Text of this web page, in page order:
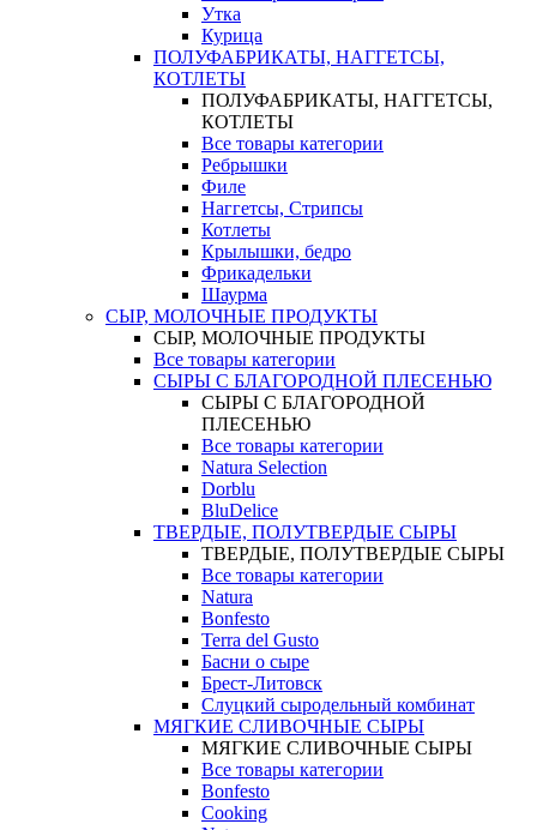
Утка
Курица
ПОЛУФАБРИКАТЫ, НАГГЕТСЫ,
КОТЛЕТЫ
ПОЛУФАБРИКАТЫ, НАГГЕТСЫ,
КОТЛЕТЫ
Все товары категории
Ребрышки
Филе
Наггетсы, Стрипсы
Котлеты
Крылышки, бедро
Фрикадельки
Шаурма
СЫР, МОЛОЧНЫЕ ПРОДУКТЫ
СЫР, МОЛОЧНЫЕ ПРОДУКТЫ
Все товары категории
СЫРЫ С БЛАГОРОДНОЙ ПЛЕСЕНЬЮ
СЫРЫ С БЛАГОРОДНОЙ
ПЛЕСЕНЬЮ
Все товары категории
Natura Selection
Dorblu
BluDelice
ТВЕРДЫЕ, ПОЛУТВЕРДЫЕ СЫРЫ
ТВЕРДЫЕ, ПОЛУТВЕРДЫЕ СЫРЫ
Все товары категории
Natura
Bonfesto
Terra del Gusto
Басни о сыре
Брест-Литовск
Слуцкий сыродельный комбинат
МЯГКИЕ СЛИВОЧНЫЕ СЫРЫ
МЯГКИЕ СЛИВОЧНЫЕ СЫРЫ
Все товары категории
Bonfesto
Cooking